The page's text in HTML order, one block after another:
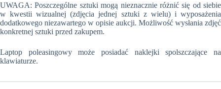
UWAGA: Poszczególne sztuki mogą nieznacznie różnić się od siebie
w kwestii wizualnej (zdjęcia jednej sztuki z wielu) i wyposażenia
dodatkowego niezawartego w opisie aukcji. Możliwość wysłania zdjęć
konkretnej sztuki przed zakupem.
Laptop poleasingowy może posiadać naklejki spolszczające na
klawiaturze.